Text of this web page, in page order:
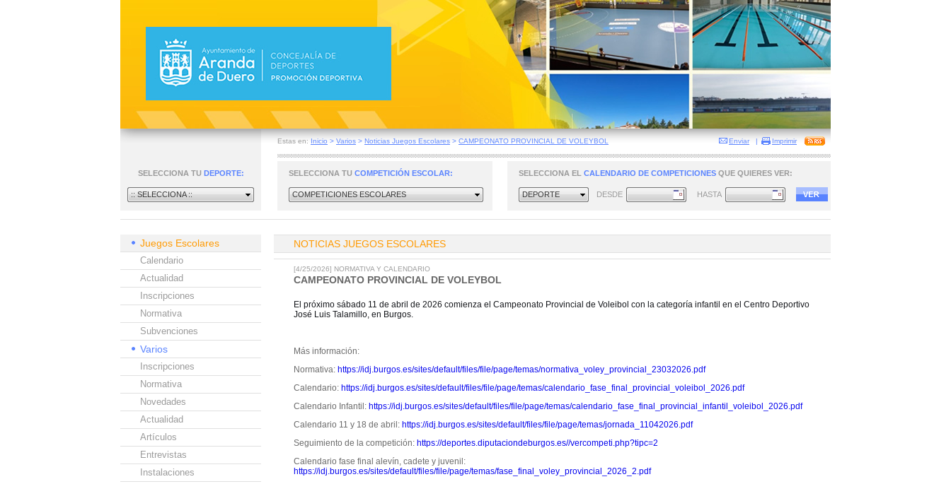
Estas en: Inicio > Varios > Noticias Juegos Escolares > CAMPEONATO PROVINCIAL DE VOLEYBOL Enviar | Imprimir
SELECCIONA TU DEPORTE:
:: SELECCIONA ::
SELECCIONA TU COMPETICIÓN ESCOLAR:
COMPETICIONES ESCOLARES
SELECCIONA EL CALENDARIO DE COMPETICIONES QUE QUIERES VER:
DEPORTE DESDE HASTA
Juegos Escolares
Calendario
Actualidad
Inscripciones
Normativa
Subvenciones
Varios
Inscripciones
Normativa
Novedades
Actualidad
Artículos
Entrevistas
Instalaciones
NOTICIAS JUEGOS ESCOLARES
[4/25/2026] NORMATIVA Y CALENDARIO
CAMPEONATO PROVINCIAL DE VOLEYBOL
El próximo sábado 11 de abril de 2026 comienza el Campeonato Provincial de Voleibol con la categoría infantil en el Centro Deportivo
José Luis Talamillo, en Burgos.
Más información:
Normativa: https://idj.burgos.es/sites/default/files/file/page/temas/normativa_voley_provincial_23032026.pdf
Calendario: https://idj.burgos.es/sites/default/files/file/page/temas/calendario_fase_final_provincial_voleibol_2026.pdf
Calendario Infantil: https://idj.burgos.es/sites/default/files/file/page/temas/calendario_fase_final_provincial_infantil_voleibol_2026.pdf
Calendario 11 y 18 de abril: https://idj.burgos.es/sites/default/files/file/page/temas/jornada_11042026.pdf
Seguimiento de la competición: https://deportes.diputaciondeburgos.es//vercompeti.php?tipc=2
Calendario fase final alevín, cadete y juvenil:
https://idj.burgos.es/sites/default/files/file/page/temas/fase_final_voley_provincial_2026_2.pdf